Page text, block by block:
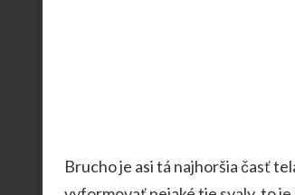
Brucho je asi tá najhoršia časť